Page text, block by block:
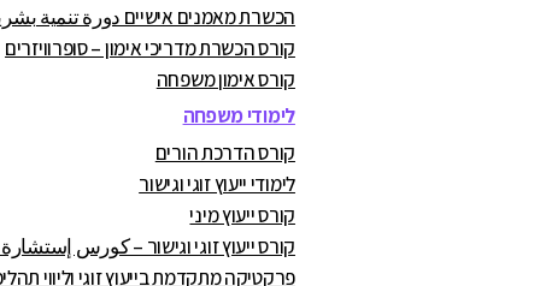
הכשרת מאמנים אישיים دورة تنمية
קורס הכשרת מדריכי אימון – סופרוויזרים
קורס אימון משפחה
לימודי משפחה
קורס הדרכת הורים
לימודי ייעוץ זוגי וגישור
קורס ייעוץ מיני
קורס ייעוץ זוגי וגישור – كورس
פרקטיקה מתקדמת בייעוץ זוגי וליווי